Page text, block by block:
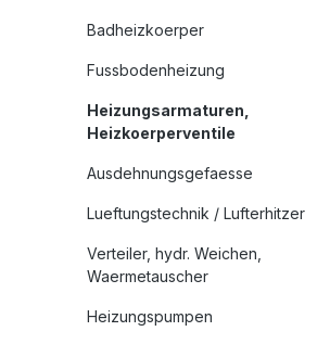
Badheizkoerper
Fussbodenheizung
Heizungsarmaturen,
Heizkoerperventile
Ausdehnungsgefaesse
Lueftungstechnik / Lufterhitzer
Verteiler, hydr. Weichen,
Waermetauscher
Heizungspumpen